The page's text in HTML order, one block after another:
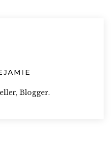
Blogger.